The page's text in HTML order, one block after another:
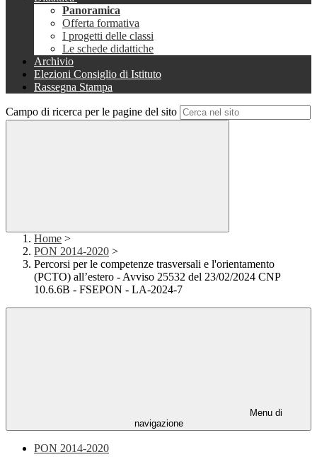
Panoramica
Offerta formativa
I progetti delle classi
Le schede didattiche
Archivio
Elezioni Consiglio di Istituto
Rassegna Stampa
Campo di ricerca per le pagine del sito
Home >
PON 2014-2020 >
Percorsi per le competenze trasversali e l'orientamento
(PCTO) all’estero - Avviso 25532 del 23/02/2024 CNP
10.6.6B - FSEPON - LA-2024-7
Menu di
navigazione
PON 2014-2020